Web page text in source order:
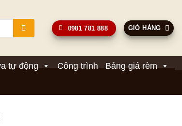
0981 781 888 GIỎ HÀNG
tự động Công trình
Bảng giá rèm